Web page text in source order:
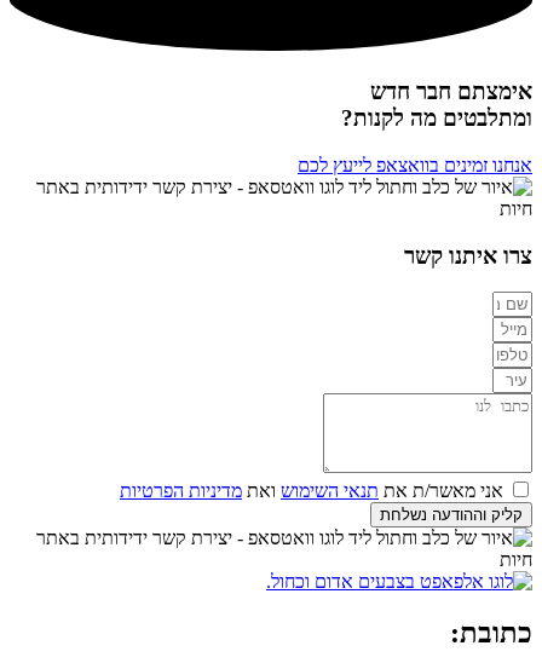
אימצתם חבר חדש
ומתלבטים מה לקנות?
אנחנו זמינים בוואצאפ לייעץ לכם
צרו איתנו קשר
אני מאשר/ת את תנאי השימוש ואת מדיניות הפרטיות
קליק וההודעה נשלחת
כתובת: